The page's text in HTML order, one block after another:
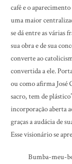
café e o
uma maior
se dá entre as várias
sua obra e de sua
converte ao
convertida a ele.
ou como afirma
sacro, tem de
incorporação aberta
graças a audácia de
Esse visionário se
Bumba-meu-boi,